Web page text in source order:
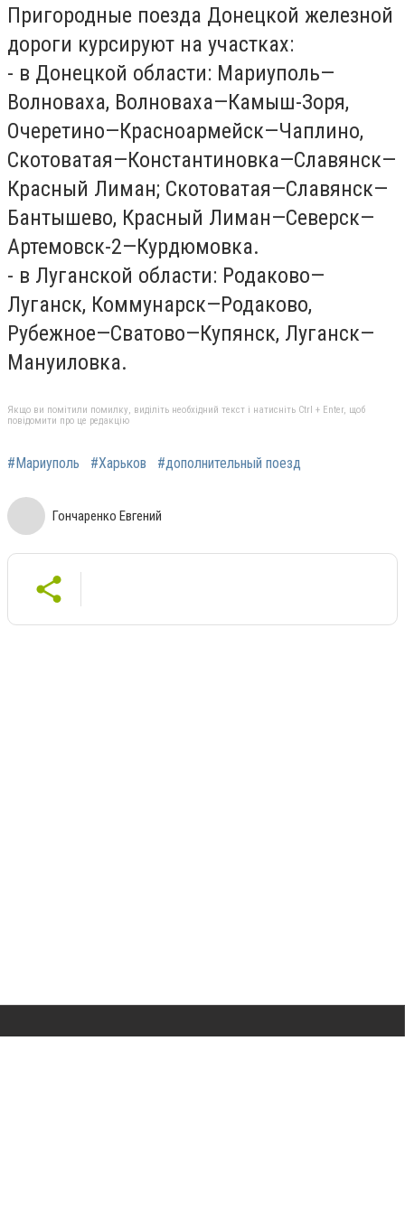
Пригородные поезда Донецкой железной
дороги курсируют на участках:
- в Донецкой области: Мариуполь—
Волноваха, Волноваха—Камыш-Зоря,
Очеретино—Красноармейск—Чаплино,
Скотоватая—Константиновка—Славянск—
Красный Лиман; Скотоватая—Славянск—
Бантышево, Красный Лиман—Северск—
Артемовск-2—Курдюмовка.
- в Луганской области: Родаково—
Луганск, Коммунарск—Родаково,
Рубежное—Сватово—Купянск, Луганск—
Мануиловка.
Якщо ви помітили помилку, виділіть необхідний текст і натисніть Ctrl + Enter, щоб
повідомити про це редакцію
#Мариуполь #Харьков #дополнительный поезд
Гончаренко Евгений